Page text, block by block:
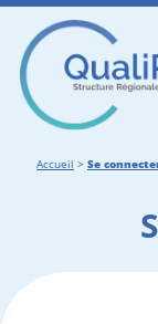
Accueil > Se